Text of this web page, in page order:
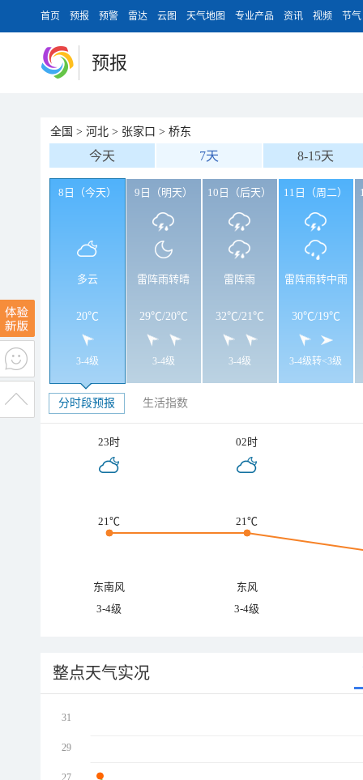
首页 预报 预警 雷达 云图 天气地图 专业产品 资讯 视频 节气
预报
全国 > 河北 > 张家口 > 桥东
今天 7天 8-15天
8日（今天）
多云
20℃
3-4级
9日（明天）
雷阵雨转晴
29℃/20℃
3-4级
10日（后天）
雷阵雨
32℃/21℃
3-4级
11日（周二）
雷阵雨转中雨
30℃/19℃
3-4级转<3级
分时段预报 生活指数
23时 02时
21℃ 21℃
东南风
东风
3-4级
3-4级
整点天气实况
31
29
27